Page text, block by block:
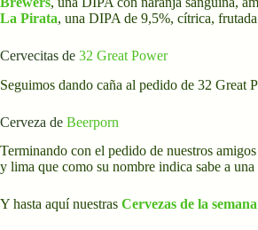
La Pirata, una DIPA de 9,5%, cítrica,
Cervecitas de 32 Great Power
Seguimos dando caña al pedido de 32 Great
Cerveza de Beerporn
Terminando con el pedido de nuestros
y lima que como su nombre indica sabe a
Y hasta aquí nuestras Cervezas de la semana